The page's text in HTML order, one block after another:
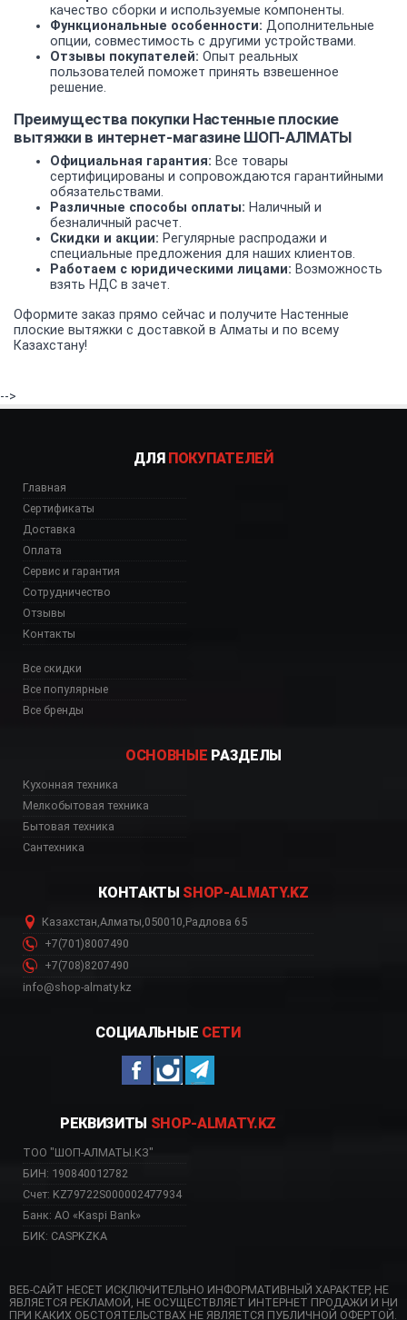
качество сборки и используемые компоненты.
Функциональные особенности: Дополнительные
опции, совместимость с другими устройствами.
Отзывы покупателей: Опыт реальных
пользователей поможет принять взвешенное
решение.
Преимущества покупки Настенные плоские
вытяжки в интернет-магазине ШОП-АЛМАТЫ
Официальная гарантия: Все товары
сертифицированы и сопровождаются гарантийными
обязательствами.
Различные способы оплаты: Наличный и
безналичный расчет.
Скидки и акции: Регулярные распродажи и
специальные предложения для наших клиентов.
Работаем с юридическими лицами: Возможность
взять НДС в зачет.
Оформите заказ прямо сейчас и получите Настенные
плоские вытяжки с доставкой в Алматы и по всему
Казахстану!
-->
ДЛЯ ПОКУПАТЕЛЕЙ
Главная
Сертификаты
Доставка
Оплата
Сервис и гарантия
Сотрудничество
Отзывы
Контакты
Все скидки
Все популярные
Все бренды
ОСНОВНЫЕ РАЗДЕЛЫ
Кухонная техника
Мелкобытовая техника
Бытовая техника
Сантехника
КОНТАКТЫ SHOP-ALMATY.KZ
Казахстан,Алматы,050010,Радлова 65
+7(701)8007490
+7(708)8207490
info@shop-almaty.kz
СОЦИАЛЬНЫЕ СЕТИ
РЕКВИЗИТЫ SHOP-ALMATY.KZ
ТОО "ШОП-АЛМАТЫ.КЗ"
БИН: 190840012782
Счет: KZ79722S000002477934
Банк: АО «Kaspi Bank»
БИК: CASPKZKA
ВЕБ-САЙТ НЕСЕТ ИСКЛЮЧИТЕЛЬНО ИНФОРМАТИВНЫЙ ХАРАКТЕР, НЕ
ЯВЛЯЕТСЯ РЕКЛАМОЙ, НЕ ОСУЩЕСТВЛЯЕТ ИНТЕРНЕТ ПРОДАЖИ И НИ
ПРИ КАКИХ ОБСТОЯТЕЛЬСТВАХ НЕ ЯВЛЯЕТСЯ ПУБЛИЧНОЙ ОФЕРТОЙ.